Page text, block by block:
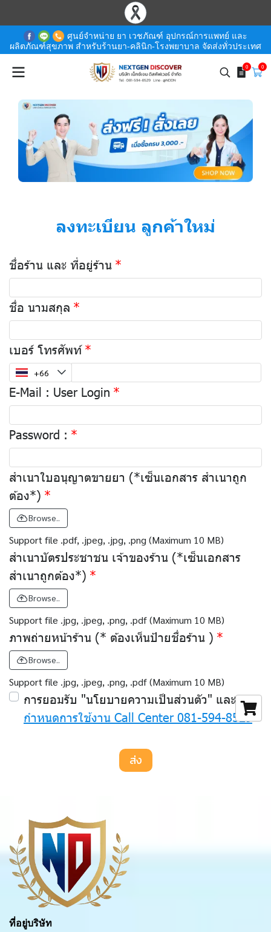
ศูนย์จำหน่าย ยา เวชภัณฑ์ อุปกรณ์การแพทย์ และ
ผลิตภัณฑ์สุขภาพ สำหรับร้านยา-คลินิก-โรงพยาบาล จัดส่งทั่วประเทศ
0 0
ลงทะเบียน ลูกค้าใหม่
ชื่อร้าน และ ที่อยู่ร้าน
ชื่อ นามสกุล
เบอร์ โทรศัพท์
E-Mail : User Login
Password :
สำเนาใบอนุญาตขายยา (*เซ็นเอกสาร สำเนาถูก
ต้อง*)
Browse..
Support file .pdf, .jpeg, .jpg, .png (Maximum 10 MB)
สำเนาบัตรประชาชน เจ้าของร้าน (*เซ็นเอกสาร
สำเนาถูกต้อง*)
Browse..
Support file .jpg, .jpeg, .png, .pdf (Maximum 10 MB)
ภาพถ่ายหน้าร้าน (* ต้องเห็นป้ายชื่อร้าน )
Browse..
Support file .jpg, .jpeg, .png, .pdf (Maximum 10 MB)
การยอมรับ "นโยบายความเป็นส่วนตัว" และข้อ
กำหนดการใช้งาน Call Center 081-594-8529
ส่ง
ที่อยู่บริษัท